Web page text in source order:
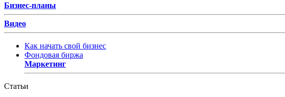
Бизнес-планы
Видео
Как начать свой бизнес
Фондовая биржа
Маркетинг
Статьи